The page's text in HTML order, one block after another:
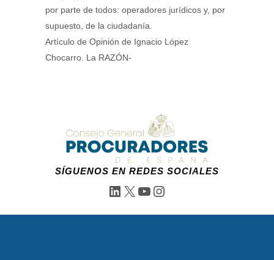
por parte de todos: operadores jurídicos y, por
supuesto, de la ciudadanía.
Artículo de Opinión de Ignacio López
Chocarro. La RAZÓN-
SÍGUENOS EN REDES SOCIALES
LinkedIn
X YouTube
Instagram